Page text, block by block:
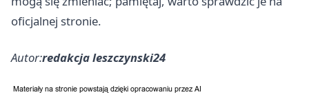
oficjalnej stronie.
Autor:redakcja leszczynski24